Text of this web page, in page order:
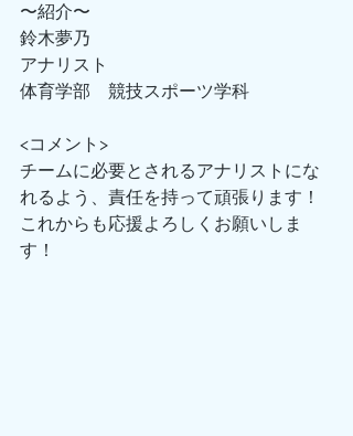
〜紹介〜
鈴木夢乃
アナリスト
体育学部　競技スポーツ学科
<コメント>
チームに必要とされるアナリストにな
れるよう、責任を持って頑張ります！
これからも応援よろしくお願いしま
す！